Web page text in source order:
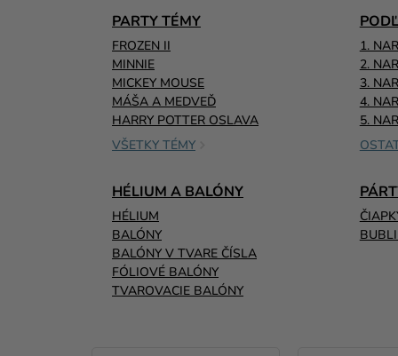
PARTY TÉMY
FROZEN II
MINNIE
MICKEY MOUSE
MÁŠA A MEDVEĎ
HARRY POTTER OSLAVA
VŠETKY TÉMY
1.
2.
3.
4.
5.
HÉLIUM A BALÓNY
HÉLIUM
BALÓNY
BALÓNY V TVARE ČÍSLA
FÓLIOVÉ BALÓNY
TVAROVACIE BALÓNY